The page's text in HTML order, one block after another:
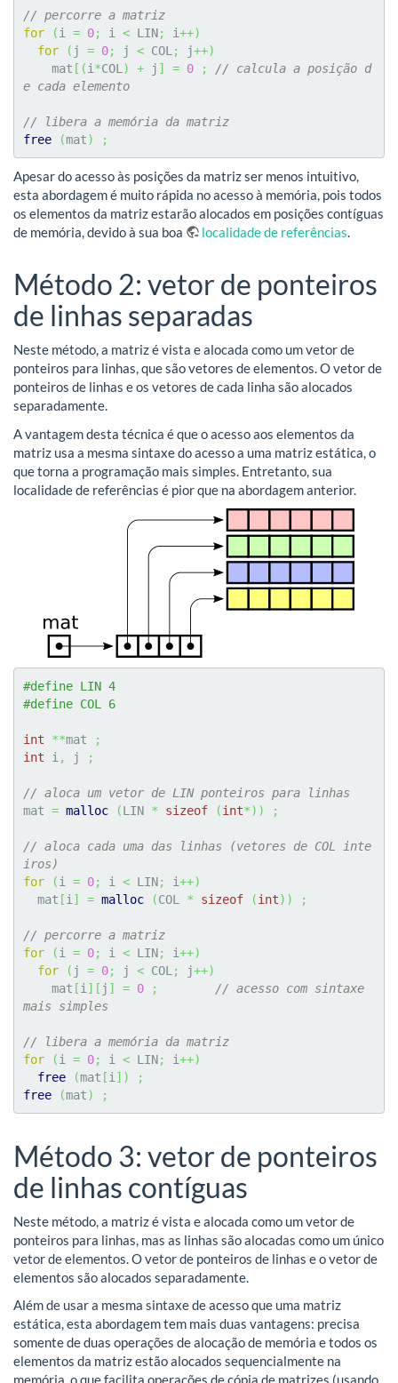
// percorre a matriz
for
(i = 0; i < LIN; i++)
for
( j = 0; j < COL ; j++)
    mat
[ (i *COL ) + j ] = 0 ;
// calcula a posição d
e cada elemento
// libera a memória da matriz
free
(mat) ;
Apesar do acesso às posições da matriz ser menos intuitivo,
esta abordagem é muito rápida no acesso à memória, pois todos
os elementos da matriz estarão alocados em posições contíguas
de memória, devido à sua boa
localidade de referências.
Método 2: vetor de ponteiros
de linhas separadas
Neste método, a matriz é vista e alocada como um vetor de
ponteiros para linhas, que são vetores de elementos. O vetor de
ponteiros de linhas e os vetores de cada linha são alocados
separadamente.
A vantagem desta técnica é que o acesso aos elementos da
matriz usa a mesma sintaxe do acesso a uma matriz estática, o
que torna a programação mais simples. Entretanto, sua
localidade de referências é pior que na abordagem anterior.
#define LIN 4
#define COL 6
int **mat
;
int i , j ;
// aloca um vetor de LIN ponteiros para linhas
mat = malloc (LIN * sizeof (int*) ) ;
// aloca cada uma das linhas (vetores de COL inte
iros)
for
(i = 0; i < LIN; i++)
  mat
[i ] = malloc (COL * sizeof (int) ) ;
// percorre a matriz
for
(i = 0; i < LIN; i++)
for
( j = 0; j < COL ; j++)
    mat
[i ] [ j ] = 0 ;
// acesso com sintaxe
mais simples
// libera a memória da matriz
for
(i = 0; i < LIN; i++)
free
(mat [i ] )
;
free
(mat) ;
Método 3: vetor de ponteiros
de linhas contíguas
Neste método, a matriz é vista e alocada como um vetor de
ponteiros para linhas, mas as linhas são alocadas como um único
vetor de elementos. O vetor de ponteiros de linhas e o vetor de
elementos são alocados separadamente.
Além de usar a mesma sintaxe de acesso que uma matriz
estática, esta abordagem tem mais duas vantagens: precisa
somente de duas operações de alocação de memória e todos os
elementos da matriz estão alocados sequencialmente na
memória, o que facilita operações de cópia de matrizes (usando